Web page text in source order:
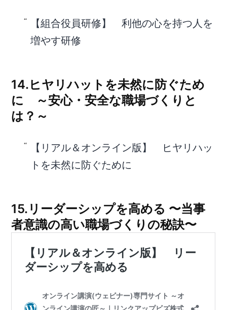
【組合役員研修】 利他の心を持つ人を
増やす研修
14.ヒヤリハットを未然に防ぐため
に ～安心・安全な職場づくりと
は？～
【リアル＆オンライン版】 ヒヤリハッ
トを未然に防ぐために
15.リーダーシップを⾼める 〜当事
者意識の⾼い職場づくりの秘訣〜